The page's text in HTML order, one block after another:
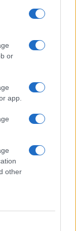
or
app.
other
le nostre
pubblicate